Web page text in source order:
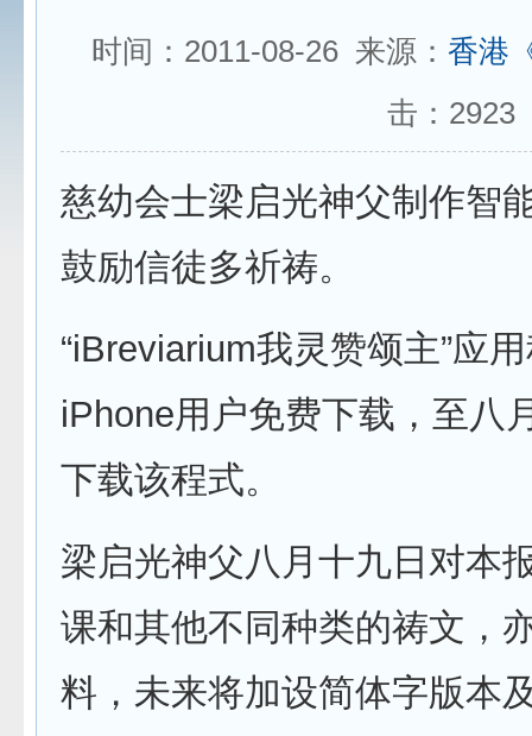
时间：2011-08-26 来源： 香港
击： 2923
慈幼会士梁启光神父制作智
鼓励信徒多祈祷。
“iBreviarium我灵赞颂主”应
iPhone用户免费下载，至八
下载该程式。
梁启光神父八月十九日对本
课和其他不同种类的祷文，
料，未来将加设简体字版本